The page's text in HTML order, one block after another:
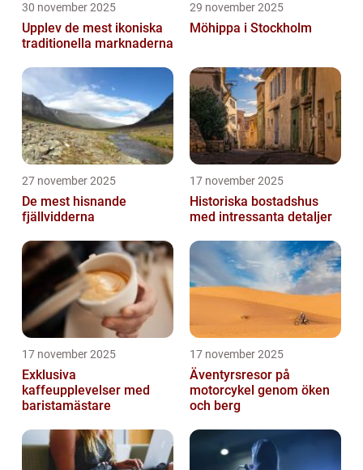
30 november 2025
Upplev de mest ikoniska
traditionella marknaderna
29 november 2025
Möhippa i Stockholm
27 november 2025
De mest hisnande
fjällvidderna
17 november 2025
Historiska bostadshus
med intressanta detaljer
17 november 2025
Exklusiva
kaffeupplevelser med
baristamästare
17 november 2025
Äventyrsresor på
motorcykel genom öken
och berg